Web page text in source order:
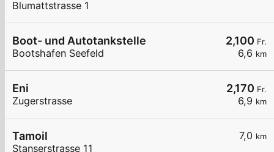
Blumattstrasse 1
2,100 Fr.
6,6 km
Boot- und Autotankstelle
Bootshafen Seefeld
2,170 Fr.
6,9 km
Eni
Zugerstrasse
7,0 km
Tamoil
Stanserstrasse 11